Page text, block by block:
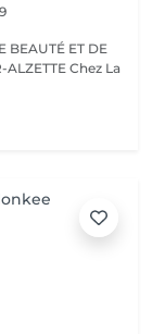
Chez La